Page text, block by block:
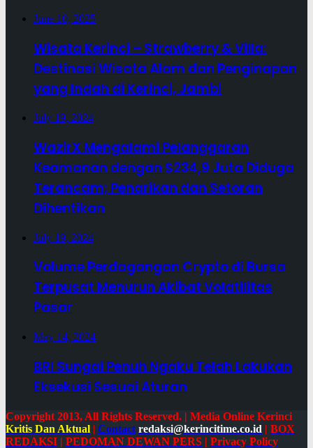
June 10, 2025
Wisata Kerinci – Strawberry & Villa:
Destinasi Wisata Alam dan Penginapan
yang Indah di Kerinci, Jambi
July 19, 2024
WazirX Mengalami Pelanggaran
Keamanan dengan $234,9 Juta Diduga
Terancam; Penarikan dan Setoran
Dihentikan
July 19, 2024
Volume Perdagangan Crypto di Bursa
Terpusat Menurun Akibat Volatilitas
Pasar
May 14, 2024
BRI Sungai Penuh Ngaku Telah Lakukan
Eksekusi Sesuai Aturan
Copyright 2013, All Rights Reserved. | Media Online Kerinci
Kritis Dan Aktual | Contact redaksi@kerincitime.co.id | BOX
REDAKSI | PEDOMAN DEWAN PERS | Privacy Policy